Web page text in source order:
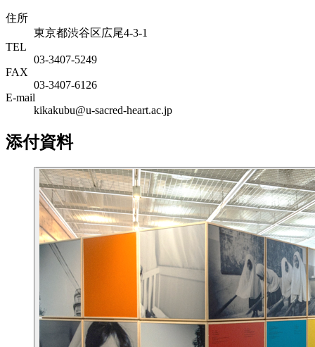
住所
東京都渋谷区広尾4-3-1
TEL
03-3407-5249
FAX
03-3407-6126
E-mail
kikakubu@u-sacred-heart.ac.jp
添付資料